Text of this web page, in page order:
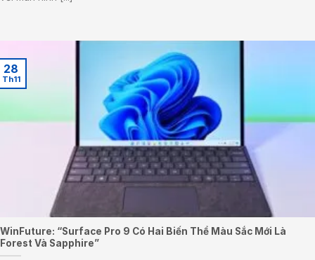
WinFuture: “Surface Pro 9 Có Hai Biến Thể Màu Sắc Mới Là
Forest Và Sapphire”
28
Th11